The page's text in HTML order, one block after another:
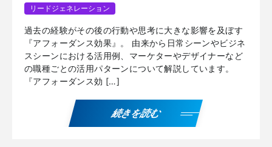
リードジェネレーション
過去の経験がその後の行動や思考に大きな影響を及ぼす
『アフォーダンス効果』。 由来から日常シーンやビジネ
スシーンにおける活用例、マーケターやデザイナーなど
の職種ごとの活用パターンについて解説しています。
『アフォーダンス効 […]
続きを読む